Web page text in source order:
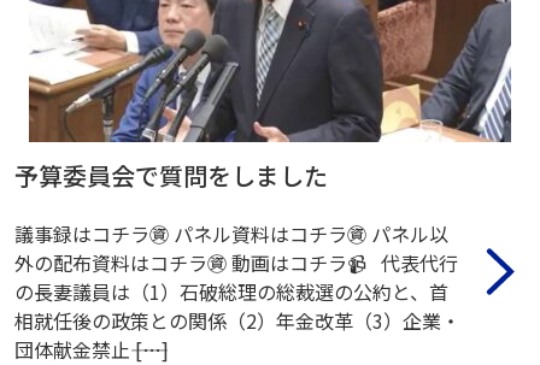
予算委員会で質問をしました
議事録はコチラ㊮ パネル資料はコチラ㊮ パネル以
外の配布資料はコチラ㊮ 動画はコチラ📹 代表代行
の長妻議員は（1）石破総理の総裁選の公約と、首
相就任後の政策との関係（2）年金改革（3）企業・
団体献金禁止―― […]